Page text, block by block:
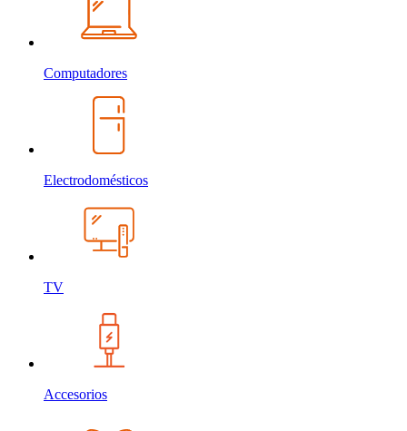
Computadores
Electrodomésticos
TV
Accesorios